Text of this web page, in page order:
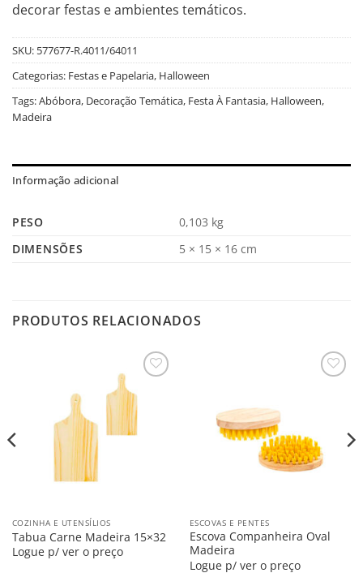
decorar festas e ambientes temáticos.
SKU: 577677-R.4011/64011
Categorias: Festas e Papelaria, Halloween
Tags:Abóbora, Decoração Temática, Festa À Fantasia, Halloween,
Madeira
Informação adicional
PESO
0,103 kg
DIMENSÕES
5 × 15 × 16 cm
PRODUTOS RELACIONADOS
COZINHA E UTENSÍLIOS
Tabua Carne Madeira 15×32
Logue p/ ver o preço
ESCOVAS E PENTES
Escova Companheira Oval
Madeira
Logue p/ ver o preço